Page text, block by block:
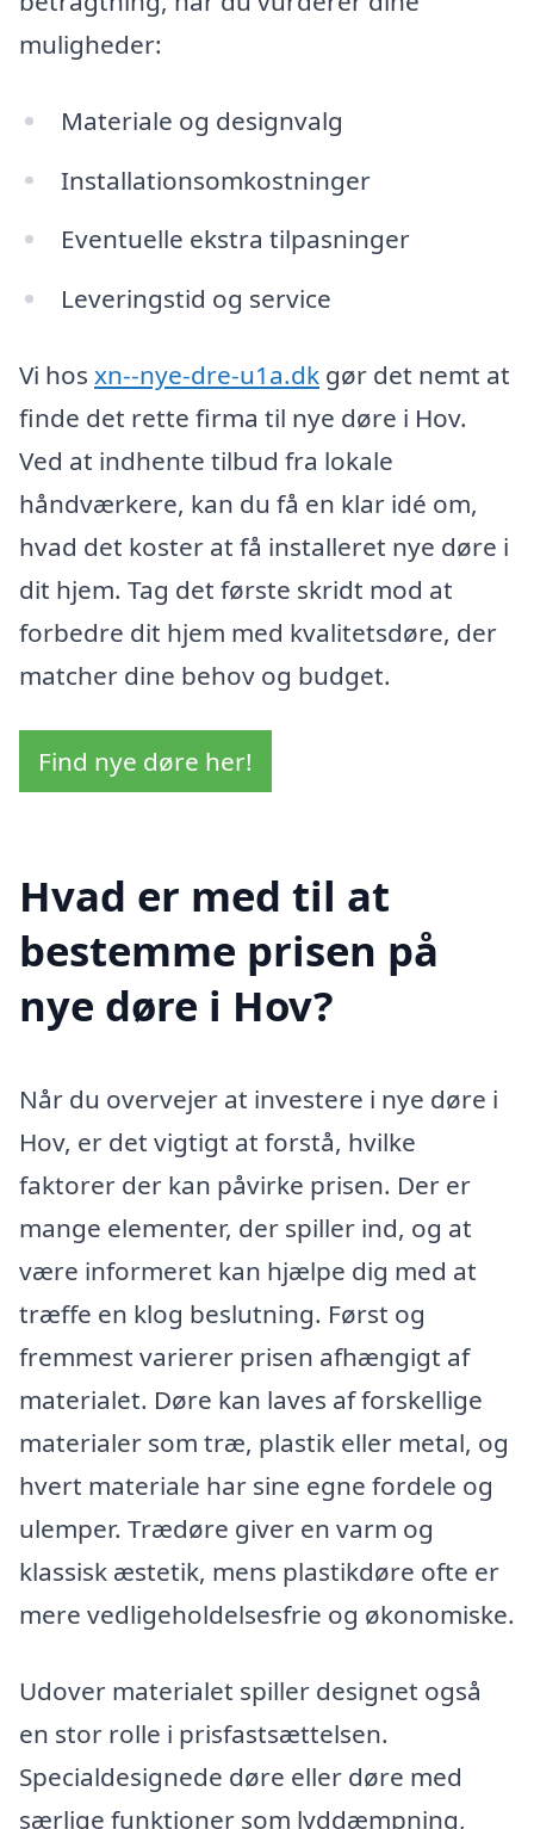
muligheder:
Materiale og designvalg
Installationsomkostninger
Eventuelle ekstra tilpasninger
Leveringstid og service
Vi hos xn--nye-dre-u1a.dk gør det nemt at
finde det rette firma til nye døre i Hov.
Ved at indhente tilbud fra lokale
håndværkere, kan du få en klar idé om,
hvad det koster at få installeret nye døre i
dit hjem. Tag det første skridt mod at
forbedre dit hjem med kvalitetsdøre, der
matcher dine behov og budget.
Find nye døre her!
Hvad er med til at
bestemme prisen på
nye døre i Hov?
Når du overvejer at investere i nye døre i
Hov, er det vigtigt at forstå, hvilke
faktorer der kan påvirke prisen. Der er
mange elementer, der spiller ind, og at
være informeret kan hjælpe dig med at
træffe en klog beslutning. Først og
fremmest varierer prisen afhængigt af
materialet. Døre kan laves af forskellige
materialer som træ, plastik eller metal, og
hvert materiale har sine egne fordele og
ulemper. Trædøre giver en varm og
klassisk æstetik, mens plastikdøre ofte er
mere vedligeholdelsesfrie og økonomiske.
Udover materialet spiller designet også
en stor rolle i prisfastsættelsen.
Specialdesignede døre eller døre med
særlige funktioner som lyddæmpning,